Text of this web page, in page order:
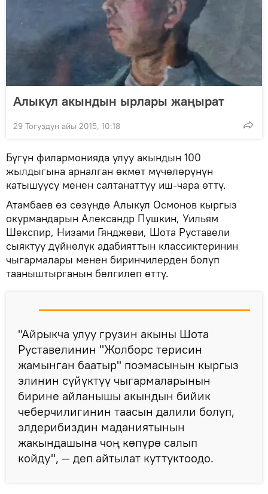
Алыкул акындын ырлары жаңырат
29 Тогуздун айы 2015, 10:18
Бүгүн филармонияда улуу акындын 100
жылдыгына арналган өкмөт мүчөлөрүнүн
катышуусу менен салтанаттуу иш-чара өттү.
Атамбаев өз сөзүндө Алыкул Осмонов кыргыз
окурмандарын Александр Пушкин, Уильям
Шекспир, Низами Гянджеви, Шота Руставели
сыяктуу дүйнөлүк адабияттын классиктеринин
чыгармалары менен биринчилерден болуп
тааныштырганын белгилеп өттү.
"Айрыкча улуу грузин акыны Шота
Руставелинин "Жолборс терисин
жамынган баатыр" поэмасынын кыргыз
элинин сүйүктүү чыгармаларынын
бирине айланышы акындын бийик
чеберчилигинин таасын далили болуп,
элдерибиздин маданиятынын
жакындашына чоң көпүрө салып
койду", — деп айтылат куттуктоодо.